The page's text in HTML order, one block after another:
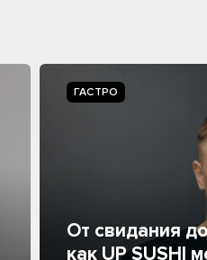
ГАСТРО
От свидания
как UP SUSHI